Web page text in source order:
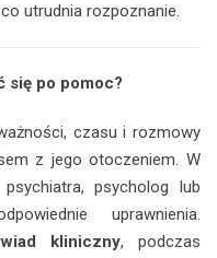
utrudnia rozpoznanie.
się po pomoc?
czasu i rozmowy
z jego otoczeniem. W
psycholog lub
uprawnienia.
kliniczny, podczas